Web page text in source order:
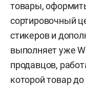
товары,
сортировочный
стикеров и
выполняет уже
продавцов,
которой товар